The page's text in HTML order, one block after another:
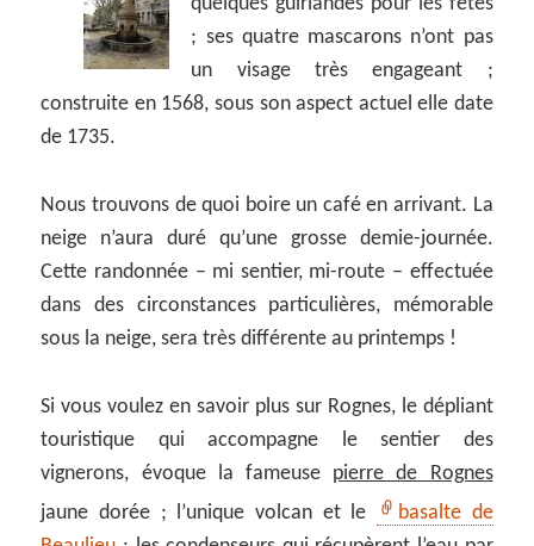
; ses quatre mascarons n’ont pas
un visage très engageant ;
construite en 1568, sous son aspect actuel elle date
de 1735.
Nous trouvons de quoi boire un café en arrivant. La
neige n’aura duré qu’une grosse demie-journée.
Cette randonnée – mi sentier, mi-route – effectuée
dans des circonstances particulières, mémorable
sous la neige, sera très différente au printemps !
Si vous voulez en savoir plus sur Rognes, le dépliant
touristique qui accompagne le sentier des
vignerons, évoque la fameuse pierre de Rognes
jaune dorée ; l’unique volcan et le
basalte de